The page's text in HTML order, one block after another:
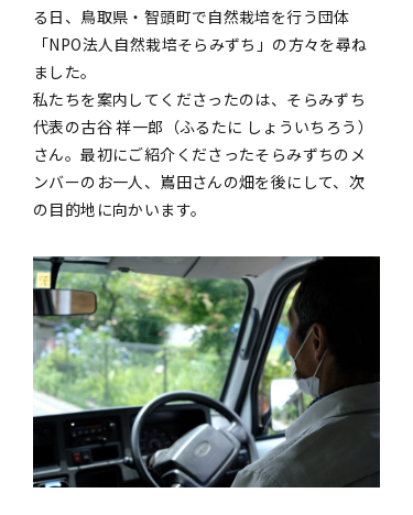
る日、鳥取県・智頭町で自然栽培を行う団体
「NPO法人自然栽培そらみずち」の方々を尋ね
ました。
私たちを案内してくださったのは、そらみずち
代表の古谷 祥一郎（ふるたに しょういちろう）
さん。最初にご紹介くださったそらみずちのメ
ンバーのお一人、嶌田さんの畑を後にして、次
の目的地に向かいます。